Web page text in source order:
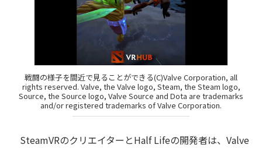
戦闘の様子を間近で見ることができる(C)Valve Corporation, all
rights reserved. Valve, the Valve logo, Steam, the Steam logo,
Source, the Source logo, Valve Source and Dota are trademarks
and/or registered trademarks of Valve Corporation.
SteamVRのクリエイターとHalf Lifeの開発者は、Valve